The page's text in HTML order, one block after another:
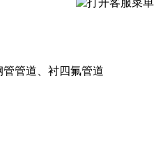
管道、衬四氟管道